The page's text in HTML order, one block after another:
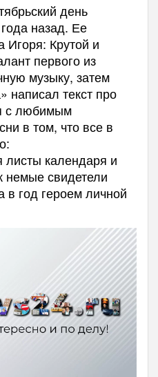
день
назад. Ее
Игоря: Крутой и
первого из
музыку, затем
» написал текст про
с любимым
в том, что все в
календаря и
немые свидетели
в год героем личной